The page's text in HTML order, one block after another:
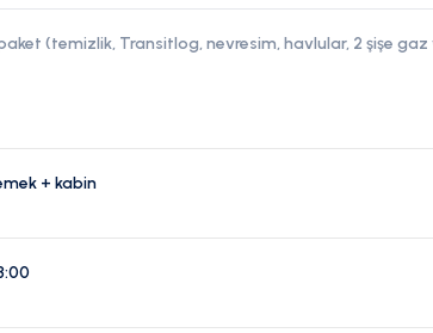
(temizlik, Transitlog, nevresim, havlular, 2 şişe
+ kabin